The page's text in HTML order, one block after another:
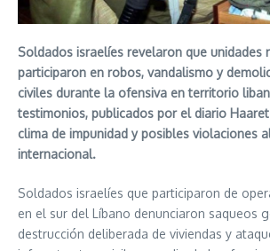
Soldados israelíes revelaron que unidades
participaron en robos, vandalismo y
civiles durante la ofensiva en territorio
testimonios, publicados por el diario
clima de impunidad y posibles violaciones
internacional.
Soldados israelíes que participaron de
en el sur del Líbano denunciaron saqueos
destrucción deliberada de viviendas y